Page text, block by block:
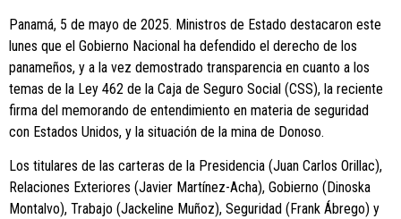
Panamá, 5 de mayo de 2025. Ministros de Estado destacaron este
lunes que el Gobierno Nacional ha defendido el derecho de los
panameños, y a la vez demostrado transparencia en cuanto a los
temas de la Ley 462 de la Caja de Seguro Social (CSS), la reciente
firma del memorando de entendimiento en materia de seguridad
con Estados Unidos, y la situación de la mina de Donoso.
Los titulares de las carteras de la Presidencia (Juan Carlos Orillac),
Relaciones Exteriores (Javier Martínez-Acha), Gobierno (Dinoska
Montalvo), Trabajo (Jackeline Muñoz), Seguridad (Frank Ábrego) y